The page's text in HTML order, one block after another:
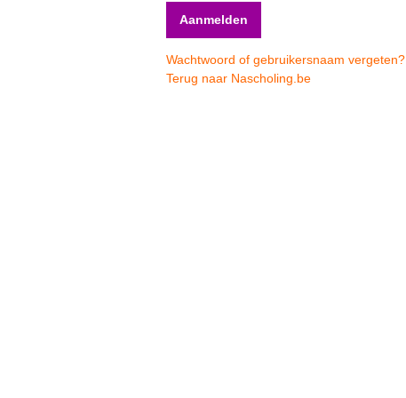
Wachtwoord of gebruikersnaam vergeten?
Terug naar Nascholing.be